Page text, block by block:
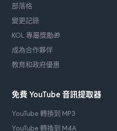
部落格
變更記錄
KOL 專屬獎勵🎁
成為合作夥伴
教育和政府優惠
免費 YouTube 音訊提取器
YouTube 轉換到 MP3
YouTube 轉換到 M4A